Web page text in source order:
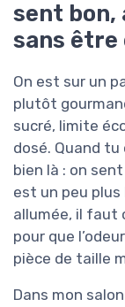
sent bon,
sans
On est sur un
plutôt
sucré, limite
dosé. Quand
bien là : on
est un peu
allumée, il faut
pour que
pièce de taille
Dans mon